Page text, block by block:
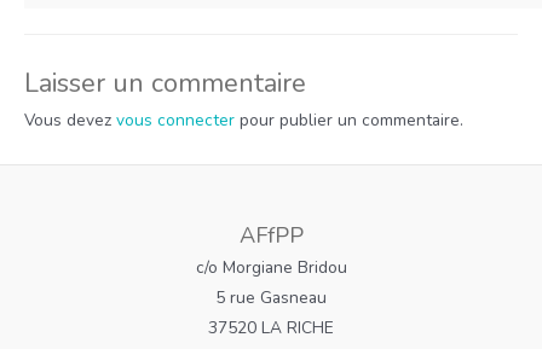
Laisser un commentaire
Vous devez vous connecter pour publier un commentaire.
AFfPP
c/o Morgiane Bridou
5 rue Gasneau
37520 LA RICHE